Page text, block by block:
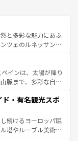
と多彩な魅力にあふ
ツェのルネッサンス
アマルフィ海岸の絶
の合間には、本場の
理を堪能することも
い旅をしてみよう！
インは、太陽が降り
脈まで、多彩な自然
ラメンコ、熱気あふ
活の一部となってい
気や、バルセロナの
代ローマ遺跡や中世
・有名観光スポ
続けるヨーロッパ屈
塔やルーブル美術館